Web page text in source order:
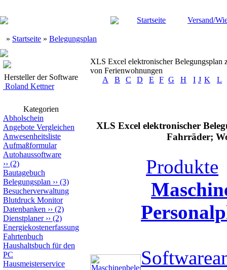
Startseite Versand/
» Startseite » Belegungsplan
Hersteller der Software
Roland Kettner
Kategorien
Abholschein
Angebote Vergleichen
Anwesenheitsliste
Aufmaßformular
Autohaussoftware
›› (2)
Bautagebuch
Belegungsplan ›› (3)
Besucherverwaltung
Blutdruck Monitor
Datenbanken ›› (2)
Dienstplaner›› (2)
Energiekostenerfassung
Fahrtenbuch
Haushaltsbuch für den
PC
Hausmeisterservice
XLS Excel elektronischer Belegungsplan
von Ferienwohnungen
A
B C D E F G H I J K L
XLS Excel elektronischer
Fahrräder;
Produkte